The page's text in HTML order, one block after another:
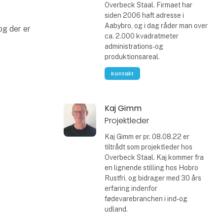
der er
Overbeck Staal. Firmaet har
siden 2006 haft adresse i
Aabybro, og i dag råder man over
ca. 2.000 kvadratmeter
administrations- og
produktionsareal.
Kontakt
Kaj Gimm
Projektleder
Kaj Gimm er pr. 08.08.22 er
tiltrådt som projektleder hos
Overbeck Staal. Kaj kommer fra
en lignende stilling hos Hobro
Rustfri, og bidrager med 30 års
erfaring indenfor
fødevarebranchen i ind- og
udland.